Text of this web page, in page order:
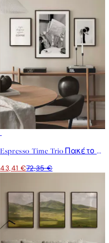
Espresso Time Trio Πακέτο με poster
43,41 €72,35 €